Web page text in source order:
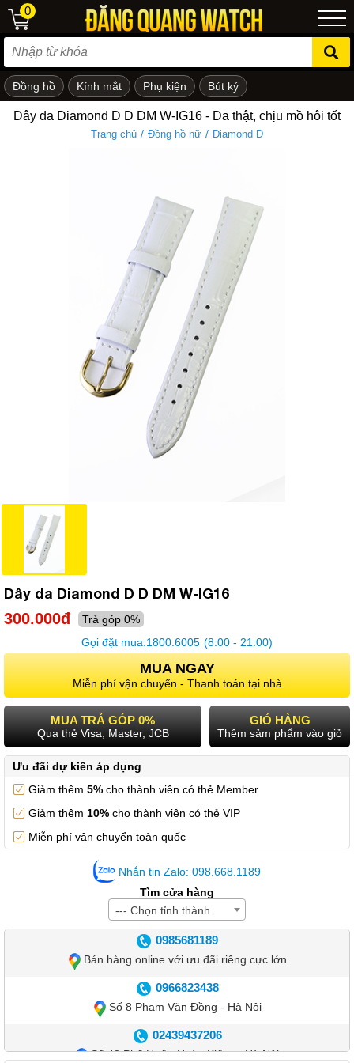
em
0
Đồng hồ Kính mắt Phụ kiện Bút ký
Dây da Diamond D D DM W-IG16 - Da thật, chịu mồ hôi tốt
Trang chủ / Đồng hồ nữ / Diamond D
Dây da Diamond D D DM W-IG16
300.000đ
Trả góp 0%
Gọi đặt mua:1800.6005 (8:00 - 21:00)
MUA NGAY
Miễn phí vận chuyển - Thanh toán tại nhà
MUA TRẢ GÓP 0%
Qua thẻ Visa, Master, JCB
GIỎ HÀNG
Thêm sảm phẩm vào giỏ
Ưu đãi dự kiến áp dụng
Giảm thêm 5% cho thành viên có thẻ Member
Giảm thêm 10% cho thành viên có thẻ VIP
Miễn phí vận chuyển toàn quốc
Nhắn tin Zalo: 098.668.1189
Tìm cửa hàng
--- Chọn tỉnh thành
0985681189
Bán hàng online với ưu đãi riêng cực lớn
0966823438
Số 8 Phạm Văn Đồng - Hà Nội
02439437206
Số 42 Phố Huế - Hoàn Kiếm – Hà Nội